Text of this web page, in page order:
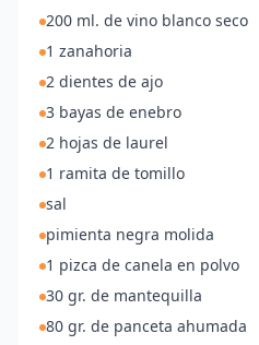
200 ml. de vino blanco seco
1 zanahoria
2 dientes de ajo
3 bayas de enebro
2 hojas de laurel
1 ramita de tomillo
sal
pimienta negra molida
1 pizca de canela en polvo
30 gr. de mantequilla
80 gr. de panceta ahumada